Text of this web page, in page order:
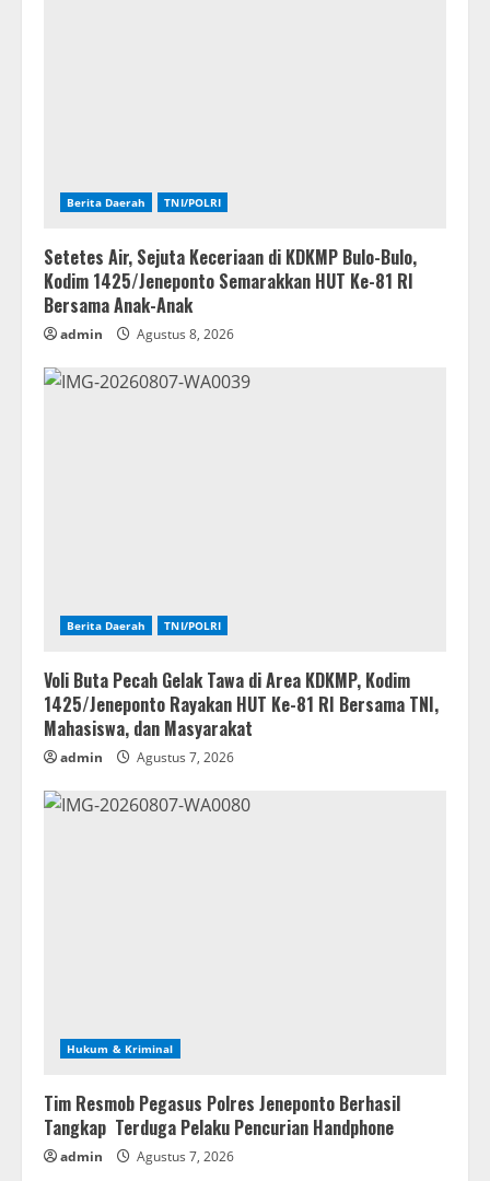
Berita Daerah TNI/POLRI
Setetes Air, Sejuta Keceriaan di KDKMP Bulo-Bulo,
Kodim 1425/Jeneponto Semarakkan HUT Ke-81 RI
Bersama Anak-Anak
admin Agustus 8, 2026
Berita Daerah TNI/POLRI
Voli Buta Pecah Gelak Tawa di Area KDKMP, Kodim
1425/Jeneponto Rayakan HUT Ke-81 RI Bersama TNI,
Mahasiswa, dan Masyarakat
admin Agustus 7, 2026
Hukum & Kriminal
Tim Resmob Pegasus Polres Jeneponto Berhasil
Tangkap Terduga Pelaku Pencurian Handphone
admin Agustus 7, 2026